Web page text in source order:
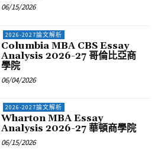
06/15/2026
2026-2027論文解析
Columbia MBA CBS Essay
Analysis 2026-27 哥倫比亞商
學院
06/04/2026
2026-2027論文解析
Wharton MBA Essay
Analysis 2026-27 華頓商學院
06/15/2026